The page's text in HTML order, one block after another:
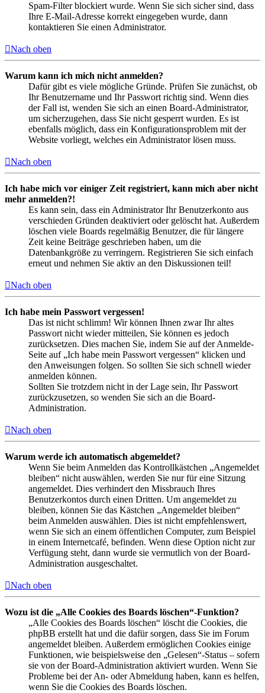
Spam-Filter blockiert wurde. Wenn Sie sich sicher sind, dass
Ihre E-Mail-Adresse korrekt eingegeben wurde, dann
kontaktieren Sie einen Administrator.
Nach oben
Warum kann ich mich nicht anmelden?
Dafür gibt es viele mögliche Gründe. Prüfen Sie zunächst, ob
Ihr Benutzername und Ihr Passwort richtig sind. Wenn dies
der Fall ist, wenden Sie sich an einen Board-Administrator,
um sicherzugehen, dass Sie nicht gesperrt wurden. Es ist
ebenfalls möglich, dass ein Konfigurationsproblem mit der
Website vorliegt, welches ein Administrator lösen muss.
Nach oben
Ich habe mich vor einiger Zeit registriert, kann mich aber nicht
mehr anmelden?!
Es kann sein, dass ein Administrator Ihr Benutzerkonto aus
verschieden Gründen deaktiviert oder gelöscht hat. Außerdem
löschen viele Boards regelmäßig Benutzer, die für längere
Zeit keine Beiträge geschrieben haben, um die
Datenbankgröße zu verringern. Registrieren Sie sich einfach
erneut und nehmen Sie aktiv an den Diskussionen teil!
Nach oben
Ich habe mein Passwort vergessen!
Das ist nicht schlimm! Wir können Ihnen zwar Ihr altes
Passwort nicht wieder mitteilen, Sie können es jedoch
zurücksetzen. Dies machen Sie, indem Sie auf der Anmelde-
Seite auf „Ich habe mein Passwort vergessen“ klicken und
den Anweisungen folgen. So sollten Sie sich schnell wieder
anmelden können.
Sollten Sie trotzdem nicht in der Lage sein, Ihr Passwort
zurückzusetzen, so wenden Sie sich an die Board-
Administration.
Nach oben
Warum werde ich automatisch abgemeldet?
Wenn Sie beim Anmelden das Kontrollkästchen „Angemeldet
bleiben“ nicht auswählen, werden Sie nur für eine Sitzung
angemeldet. Dies verhindert den Missbrauch Ihres
Benutzerkontos durch einen Dritten. Um angemeldet zu
bleiben, können Sie das Kästchen „Angemeldet bleiben“
beim Anmelden auswählen. Dies ist nicht empfehlenswert,
wenn Sie sich an einem öffentlichen Computer, zum Beispiel
in einem Internetcafé, befinden. Wenn diese Option nicht zur
Verfügung steht, dann wurde sie vermutlich von der Board-
Administration ausgeschaltet.
Nach oben
Wozu ist die „Alle Cookies des Boards löschen“-Funktion?
„Alle Cookies des Boards löschen“ löscht die Cookies, die
phpBB erstellt hat und die dafür sorgen, dass Sie im Forum
angemeldet bleiben. Außerdem ermöglichen Cookies einige
Funktionen, wie beispielsweise den „Gelesen“-Status – sofern
sie von der Board-Administration aktiviert wurden. Wenn Sie
Probleme bei der An- oder Abmeldung haben, kann es helfen,
wenn Sie die Cookies des Boards löschen.